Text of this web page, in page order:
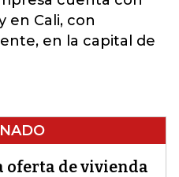
en Cali, con
en la capital de
oferta de vivienda